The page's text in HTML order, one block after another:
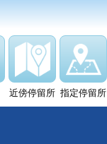
近傍停留所 指定停留所